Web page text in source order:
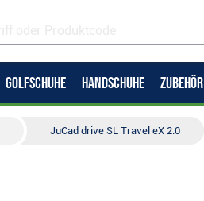
GOLFSCHUHE HANDSCHUHE ZUBEHÖR
JuCad drive SL Travel eX 2.0